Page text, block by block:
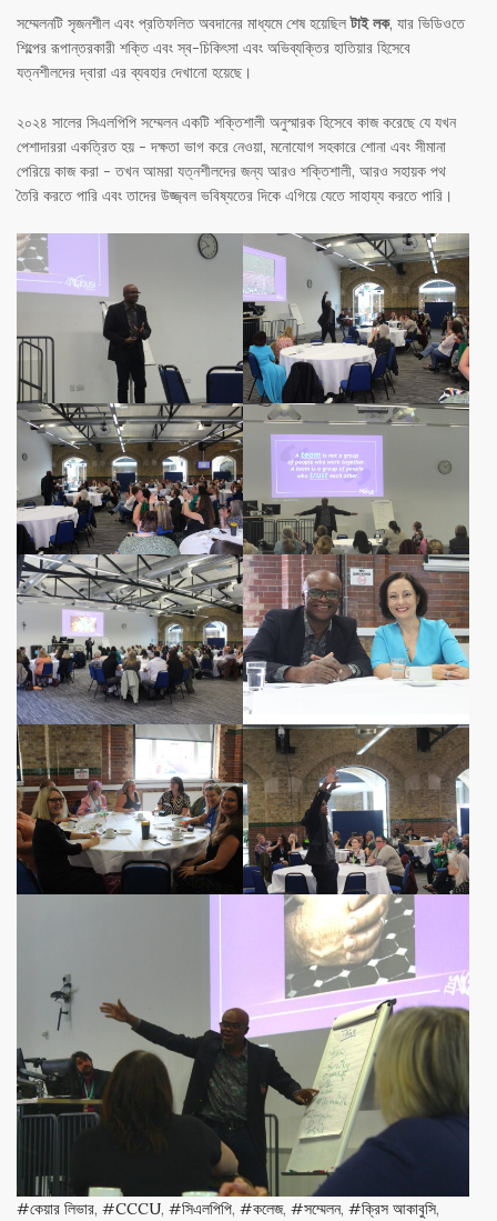
সম্মেলনটি সৃজনশীল এবং প্রতিফলিত অবদানের মাধ্যমে শেষ হয়েছিলটাই লক, যার ভিডিওতে
শিল্পের রূপান্তরকারী শক্তি এবং স্ব-চিকিৎসা এবং অভিব্যক্তির হাতিয়ার হিসেবে
যত্নশীলদের দ্বারা এর ব্যবহার দেখানো হয়েছে।
২০২৪ সালের সিএলপিপি সম্মেলন একটি শক্তিশালী অনুস্মারক হিসেবে কাজ করেছে যে যখন
পেশাদাররা একত্রিত হয় - দক্ষতা ভাগ করে নেওয়া, মনোযোগ সহকারে শোনা এবং সীমানা
পেরিয়ে কাজ করা - তখন আমরা যত্নশীলদের জন্য আরও শক্তিশালী, আরও সহায়ক পথ
তৈরি করতে পারি এবং তাদের উজ্জ্বল ভবিষ্যতের দিকে এগিয়ে যেতে সাহায্য করতে পারি।
কেয়ার লিভার, CCCU, সিএলপিপি, কলেজ, সম্মেলন, ক্রিস আকাবুসি,